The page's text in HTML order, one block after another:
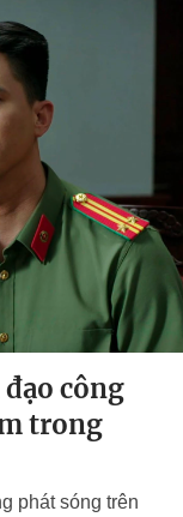
công
trong
phát sóng trên